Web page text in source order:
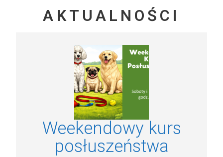
AKTUALNOŚCI
Weekendowy kurs
posłuszeństwa